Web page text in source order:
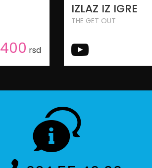
400 rsd
IZLAZ IZ IGRE
THE GET OUT